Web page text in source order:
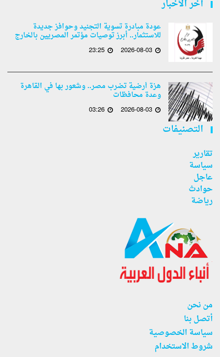
أخر الأخبار
عودة مبادرة تسوية التجنيد وحوافز جديدة
للاستثمار.. أبرز توصيات مؤتمر المصريين بالخارج
2026-08-03
23:25
هزة أرضية تضرب مصر.. وشعور بها في القاهرة
وعدة محافظات
2026-08-03
03:26
التصنيفات
تقارير
سياسة
عاجل
حوادث
رياضة
من نحن
أتصل بنا
سياسة الخصوصية
شروط الاستخدام